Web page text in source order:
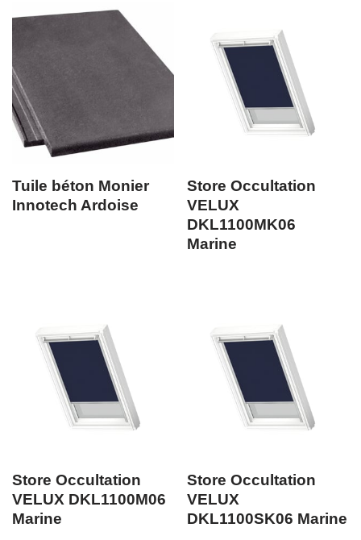
Tuile béton Monier
Innotech Ardoise
Store Occultation
VELUX
DKL1100MK06
Marine
Store Occultation
VELUX DKL1100M06
Marine
Store Occultation
VELUX
DKL1100SK06 Marine